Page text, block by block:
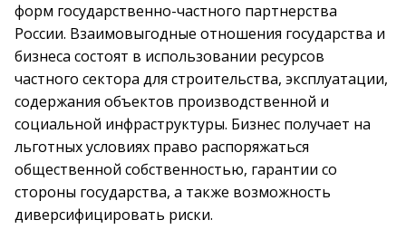
форм государственно-частного партнерства
России. Взаимовыгодные отношения государства и
бизнеса состоят в использовании ресурсов
частного сектора для строительства, эксплуатации,
содержания объектов производственной и
социальной инфраструктуры. Бизнес получает на
льготных условиях право распоряжаться
общественной собственностью, гарантии со
стороны государства, а также возможность
диверсифицировать риски.